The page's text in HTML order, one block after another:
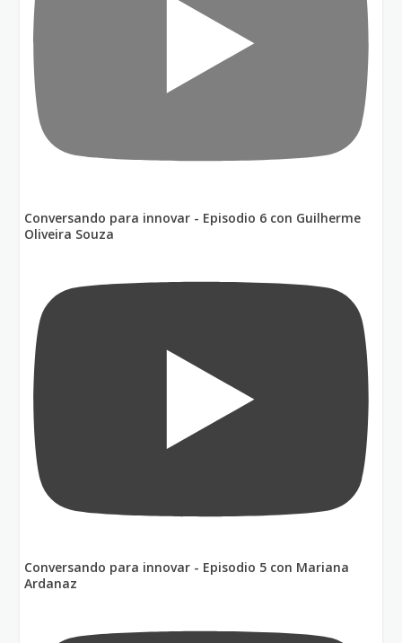
Conversando para innovar - Episodio 6 con Guilherme
Oliveira Souza
Conversando para innovar - Episodio 5 con Mariana
Ardanaz